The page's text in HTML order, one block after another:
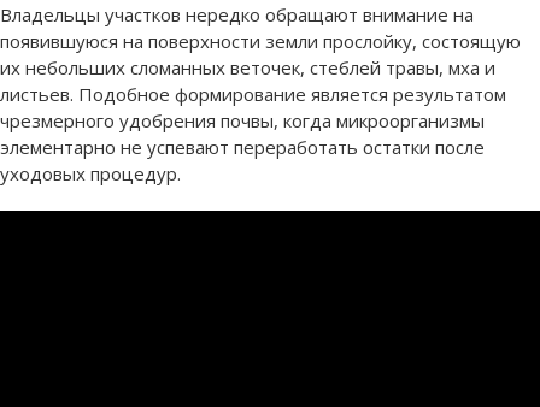
Владельцы участков нередко обращают внимание на
появившуюся на поверхности земли прослойку, состоящую
их небольших сломанных веточек, стеблей травы, мха и
листьев. Подобное формирование является результатом
чрезмерного удобрения почвы, когда микроорганизмы
элементарно не успевают переработать остатки после
уходовых процедур.